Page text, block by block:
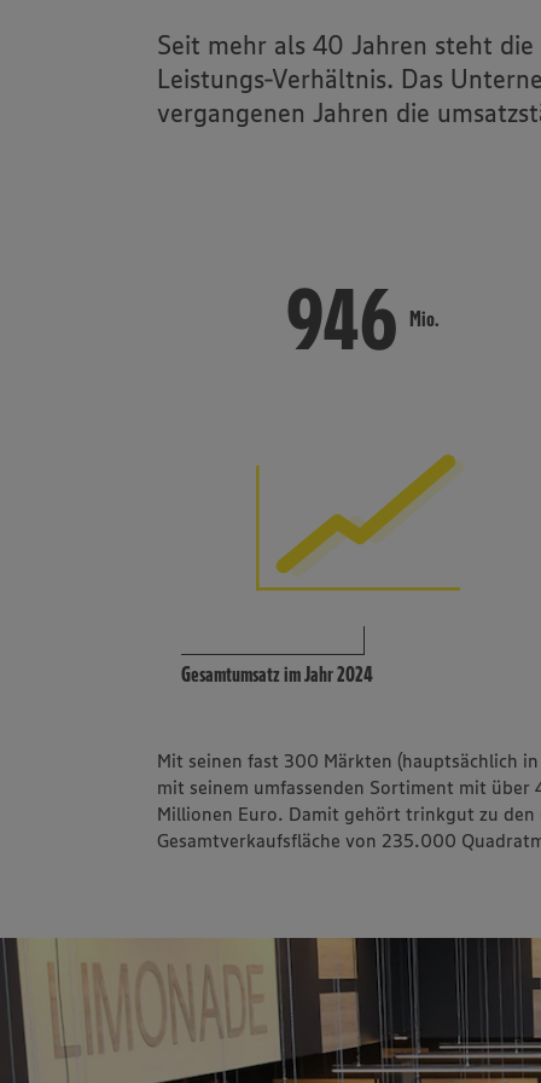
Online-Handel
EDEKA
trinkgut
Seit mehr als 40 Jahren steht
Leistungs-Verhältnis. Das
vergangenen Jahren die
946
946 Mio.
Gesamtumsatz im Jahr 2024
Mit seinen fast 300 Märkten (hauptsächlich
mit seinem umfassenden Sortiment mit
Millionen Euro. Damit gehört trinkgut zu
Gesamtverkaufsfläche von 235.000